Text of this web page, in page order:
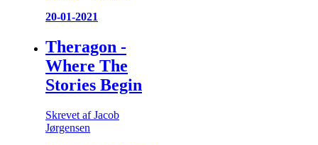
20-01-2021
Theragon -
Where The
Stories Begin
Skrevet af Jacob
Jørgensen